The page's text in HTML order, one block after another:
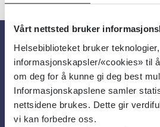
Vårt nettsted bruker
Helsebiblioteket bruker
informasjonskapsler/«cookies» til
om deg for å kunne gi deg best
Informasjonskapslene samler
nettsidene brukes. Dette gir
vi kan forbedre oss.
Om oss
Om Helsebiblioteket
Personvern og